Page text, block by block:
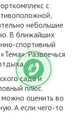
с
небольшие
В ближайших
спортивный
Развлечься
сада и
плюс.
можно оценить во
А если чего-то